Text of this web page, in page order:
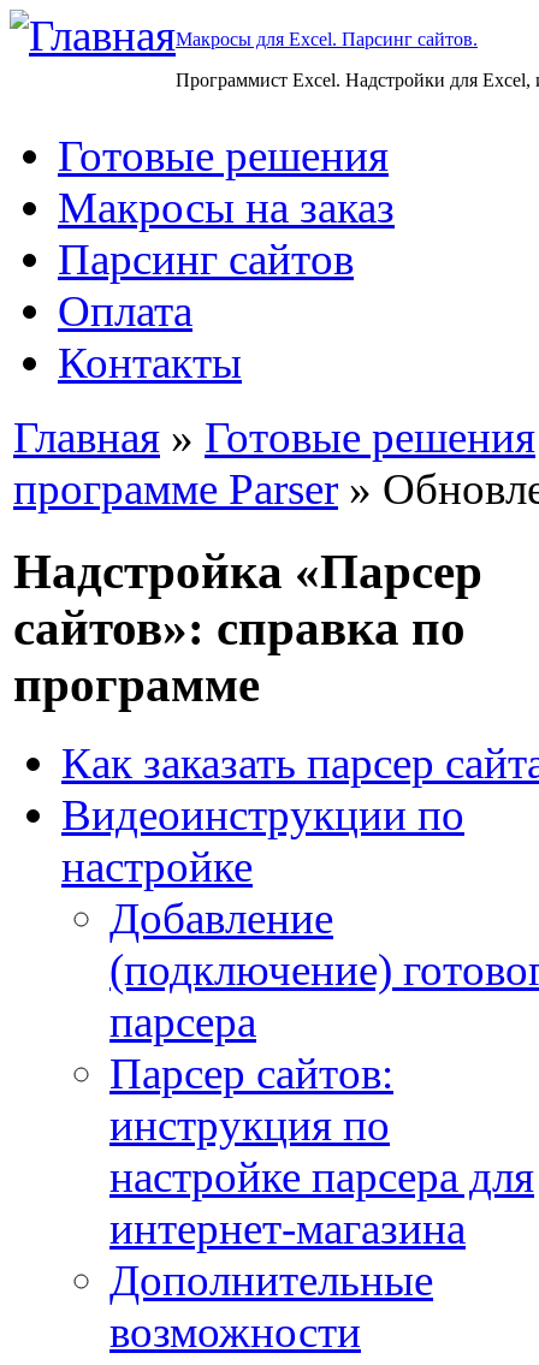
Макросы для Excel. Парсинг сайтов.
Программист Excel. Надстройки для Excel,
Готовые решения
Макросы на заказ
Парсинг сайтов
Оплата
Контакты
Главная » Готовые решения
программе Parser »
Надстройка «Парсер
сайтов»: справка по
программе
Как заказать парсер
Видеоинструкции по
настройке
Добавление
(подключение)
парсера
Парсер сайтов:
инструкция по
настройке парсера для
интернет-магазина
Дополнительные
возможности